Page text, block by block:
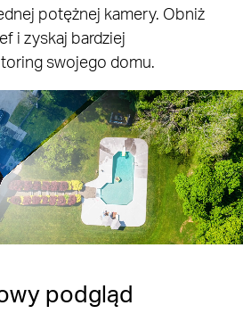
potężnej kamery. Obniż
i zyskaj bardziej
swojego domu.
Pause
Pause
podgląd